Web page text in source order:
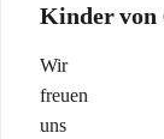
Kinder von
Wir
freuen
uns